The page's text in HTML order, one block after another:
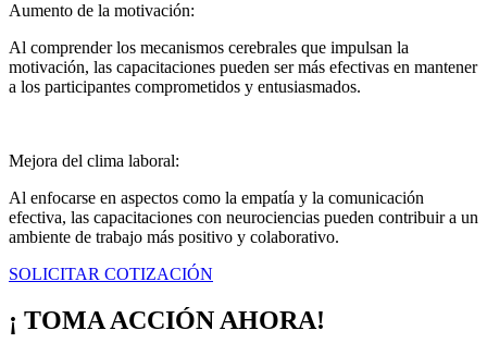
Aumento de la motivación:
Al comprender los mecanismos cerebrales que impulsan la
motivación, las capacitaciones pueden ser más efectivas en mantener
a los participantes comprometidos y entusiasmados.
Mejora del clima laboral:
Al enfocarse en aspectos como la empatía y la comunicación
efectiva, las capacitaciones con neurociencias pueden contribuir a un
ambiente de trabajo más positivo y colaborativo.
SOLICITAR COTIZACIÓN
¡ TOMA ACCIÓN AHORA!